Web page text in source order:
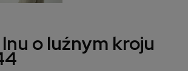
o luźnym kroju